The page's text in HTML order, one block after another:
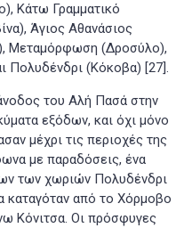
Κάτω Γραμματικό
Άγιος Αθανάσιος
Μεταμόρφωση (Δροσύλο),
Πολυδένδρι (Κόκοβα) [27].
του Αλή Πασά στην
εξόδων, και όχι μόνο
μέχρι τις περιοχές της
με παραδόσεις, ένα
των χωριών Πολυδένδρι
καταγόταν από το Χόρμοβο
Κόνιτσα. Οι πρόσφυγες